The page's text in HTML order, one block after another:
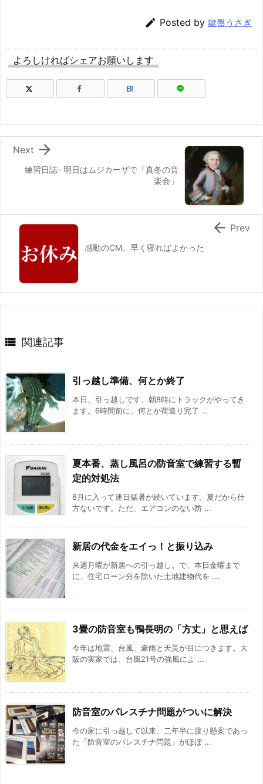
 Posted by 鍵盤うさぎ
よろしければシェアお願いします
B!
練習日誌- 明日はムジカーザで「真冬の音
楽会」

Next
感動のCM、早く寝ればよかった
 Prev
 関連記事
引っ越し準備、何とか終了
本日、引っ越しです。朝8時にトラックがやってき
ます。6時間前に、何とか荷造り完了 ...
夏本番、蒸し風呂の防音室で練習する暫
定的対処法
8月に入って連日猛暑が続いています。夏だから仕
方ないです。ただ、エアコンのない防 ...
新居の代金をエイっ！と振り込み
来週月曜が新居への引っ越し。で、本日金曜まで
に、住宅ローン分を除いた土地建物代を ...
3畳の防音室も鴨長明の「方丈」と思えば
今年は地震、台風、豪雨と天災が目につきます。大
阪の実家では、台風21号の強風によ ...
防音室のパレスチナ問題がついに解決
今の家に引っ越して以来、二年半に渡り懸案であっ
た「防音室のパレスチナ問題」がほぼ ...